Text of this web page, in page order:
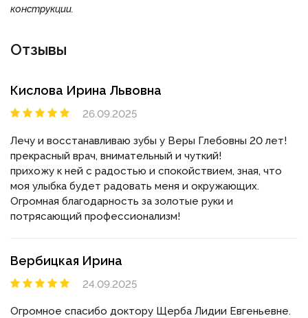
конструкции.
Отзывы
Кислова Ирина Львовна
26.09.2025
Лечу и восстанавливаю зубы у Веры Глебовны 20 лет!
прекрасный врач, внимательный и чуткий!
прихожу к ней с радостью и спокойствием, зная, что
моя улыбка будет радовать меня и окружающих.
Огромная благодарность за золотые руки и
потрясающий профессионализм!
Вербицкая Ирина
24.09.2025
Огромное спасибо доктору Щерба Лидии Евгеньевне.